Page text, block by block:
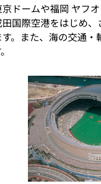
ドームや福岡 ヤフ
国際空港をはじめ
。また、海の交通